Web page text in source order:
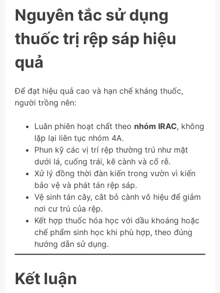
Nguyên tắc sử dụng
thuốc trị rệp sáp hiệu
quả
Để đạt hiệu quả cao và hạn chế kháng thuốc,
người trồng nên:
Luân phiên hoạt chất theo nhóm IRAC, không
lặp lại liên tục nhóm 4A.
Phun kỹ các vị trí rệp thường trú như mặt
dưới lá, cuống trái, kẽ cành và cổ rễ.
Xử lý đồng thời đàn kiến trong vườn vì kiến
bảo vệ và phát tán rệp sáp.
Vệ sinh tán cây, cắt bỏ cành vô hiệu để giảm
nơi cư trú của rệp.
Kết hợp thuốc hóa học với dầu khoáng hoặc
chế phẩm sinh học khi phù hợp, theo đúng
hướng dẫn sử dụng.
Kết luận